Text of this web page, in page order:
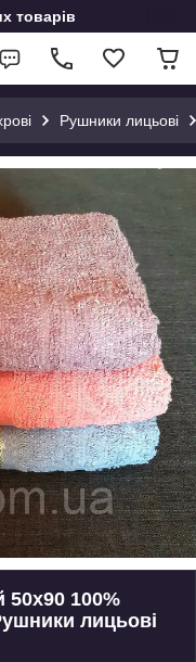
товарів
Рушники лицьові
100%
лицьові